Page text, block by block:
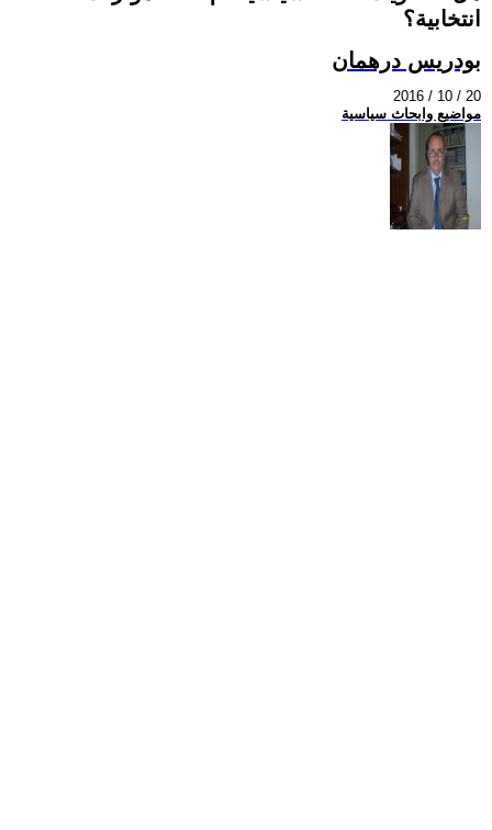
انتخابية؟
بودريس درهمان
2016 / 10 / 20
مواضيع وابحاث سياسية